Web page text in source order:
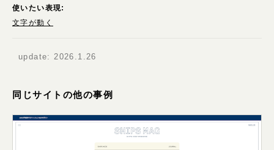
使いたい表現:
文字が動く
update: 2026.1.26
同じサイトの他の事例